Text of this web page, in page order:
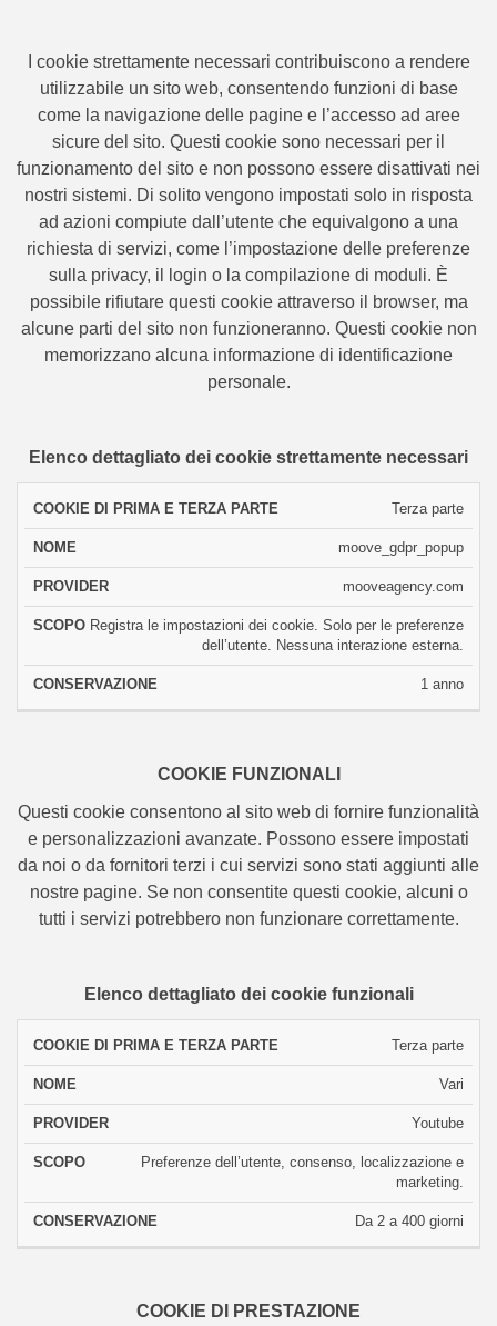
I cookie strettamente necessari contribuiscono a rendere
utilizzabile un sito web, consentendo funzioni di base
come la navigazione delle pagine e l’accesso ad aree
sicure del sito. Questi cookie sono necessari per il
funzionamento del sito e non possono essere disattivati nei
nostri sistemi. Di solito vengono impostati solo in risposta
ad azioni compiute dall’utente che equivalgono a una
richiesta di servizi, come l’impostazione delle preferenze
sulla privacy, il login o la compilazione di moduli. È
possibile rifiutare questi cookie attraverso il browser, ma
alcune parti del sito non funzioneranno. Questi cookie non
memorizzano alcuna informazione di identificazione
personale.
Elenco dettagliato dei cookie strettamente necessari
COOKIE
DI
PRIMA
E
TERZA
Terza parte
moove_gdpr_popup
mooveagency.com
Registra le impostazioni dei cookie. Solo per le preferenze
dell’utente. Nessuna interazione esterna.
1 anno
COOKIE FUNZIONALI
Questi cookie consentono al sito web di fornire funzionalità
e personalizzazioni avanzate. Possono essere impostati
da noi o da fornitori terzi i cui servizi sono stati aggiunti alle
nostre pagine. Se non consentite questi cookie, alcuni o
tutti i servizi potrebbero non funzionare correttamente.
Elenco dettagliato dei cookie funzionali
COOKIE
DI
PRIMA
E
TERZA
Terza parte
Vari
Youtube
Preferenze dell’utente, consenso, localizzazione e
marketing.
Da 2 a 400 giorni
COOKIE DI PRESTAZIONE